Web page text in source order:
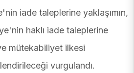
iade taleplerine yaklaşımın,
haklı iade taleplerine
mütekabiliyet ilkesi
vurgulandı.